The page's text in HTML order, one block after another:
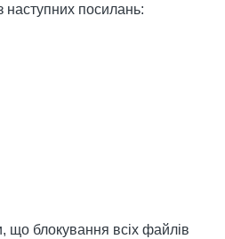
посилань:
що блокування всіх файлів